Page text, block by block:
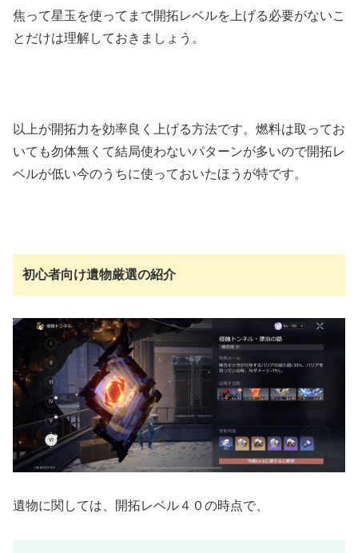
焦って星玉を使ってまで開拓レベルを上げる必要がないこ
とだけは理解しておきましょう。
以上が開拓力を効率良く上げる方法です。燃料は取ってお
いても勿体無くて結局使わないパターンが多いので開拓レ
ベルが低い今のうちに使っておいたほうが特です。
初心者向け遺物厳選の紹介
遺物に関しては、開拓レベル４０の時点で、